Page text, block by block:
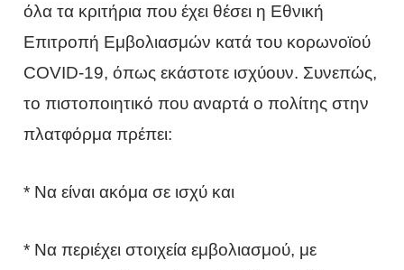
όλα τα κριτήρια που έχει θέσει η Εθνική
Επιτροπή Εμβολιασμών κατά του κορωνοϊού
COVID-19, όπως εκάστοτε ισχύουν. Συνεπώς,
το πιστοποιητικό που αναρτά ο πολίτης στην
πλατφόρμα πρέπει:
* Να είναι ακόμα σε ισχύ και
* Να περιέχει στοιχεία εμβολιασμού, με